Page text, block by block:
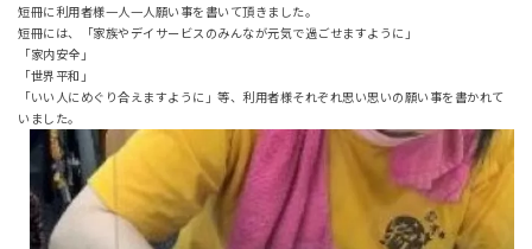
短冊に利用者様一人一人願い事を書いて頂きました。
短冊には、「家族やデイサービスのみんなが元気で過ごせますように」
「家内安全」
「世界平和」
「いい人にめぐり合えますように」等、利用者様それぞれ思い思いの願い事を書かれて
いました。